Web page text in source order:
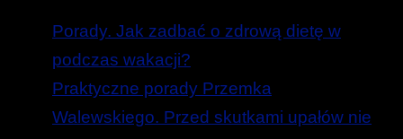
Porady. Jak zadbać o zdrową dietę w
podczas wakacji?
Praktyczne porady Przemka
Walewskiego. Przed skutkami upałów nie